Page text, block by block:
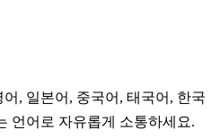
, 일본어, 중국어, 태국어, 한국
언어로 자유롭게 소통하세요.